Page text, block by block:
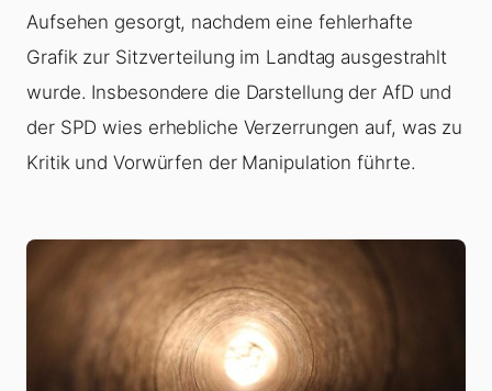
Aufsehen gesorgt, nachdem eine fehlerhafte
Grafik zur Sitzverteilung im Landtag ausgestrahlt
wurde. Insbesondere die Darstellung der AfD und
der SPD wies erhebliche Verzerrungen auf, was zu
Kritik und Vorwürfen der Manipulation führte.